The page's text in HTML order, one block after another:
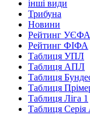
інші види
Трибуна
Новини
Рейтинг УЄФА
Рейтинг ФІФА
Таблиця УПЛ
Таблиця АПЛ
Таблиця
Таблиця
Таблиця Ліга 1
Таблиця Серія